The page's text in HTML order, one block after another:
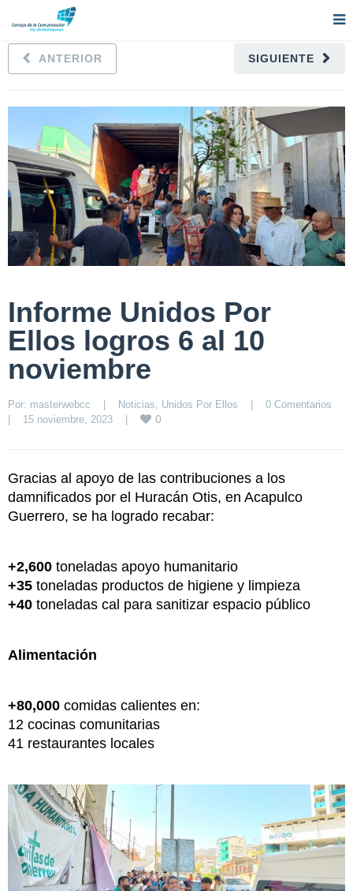
SIGUIENTE
ANTERIOR
Informe Unidos Por
Ellos logros 6 al 10
noviembre
Por: masterwebcc | Noticias Unidos Por Ellos |
0 Comentarios
|
15 noviembre, 2023 | 0
Gracias al apoyo de las contribuciones a los
damnificados por el Huracán Otis, en Acapulco
Guerrero, se ha logrado recabar:
+2,600 toneladas apoyo humanitario
+35 toneladas productos de higiene y limpieza
+40 toneladas cal para sanitizar espacio público
Alimentación
+80,000 comidas calientes en:
12 cocinas comunitarias
41 restaurantes locales